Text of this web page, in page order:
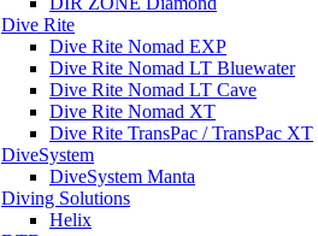
Dive Rite
Dive Rite Nomad EXP
Dive Rite Nomad LT Bluewater
Dive Rite Nomad LT Cave
Dive Rite Nomad XT
Dive Rite TransPac / TransPac XT
DiveSystem
DiveSystem Manta
Diving Solutions
Helix